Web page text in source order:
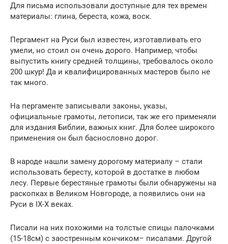
Для письма использовали доступные для тех времен
материалы: глина, береста, кожа, воск.
Пергамент на Руси был известен, изготавливать его
умели, но стоил он очень дорого. Например, чтобы
выпустить книгу средней толщины, требовалось около
200 шкур! Да и квалифицированных мастеров было не
так много.
На пергаменте записывали законы, указы,
официальные грамоты, летописи, так же его применяли
для издания Библии, важных книг. Для более широкого
применения он был баснословно дорог.
В народе нашли замену дорогому материалу – стали
использовать бересту, которой в достатке в любом
лесу. Первые берестяные грамоты были обнаружены на
раскопках в Великом Новгороде, а появились они на
Руси в IX-X веках.
Писали на них похожими на толстые спицы палочками
(15-18см) с заостренным кончиком– писалами. Другой